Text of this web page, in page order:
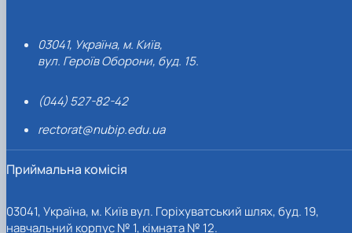
03041, Україна, м. Київ,
вул. Героїв Оборони, буд. 15.
(044) 527-82-42
rectorat@nubip.edu.ua
Приймальна комісія
03041, Україна, м. Київ вул. Горіхуватський шлях, буд. 19,
навчальний корпус № 1, кімната № 12.